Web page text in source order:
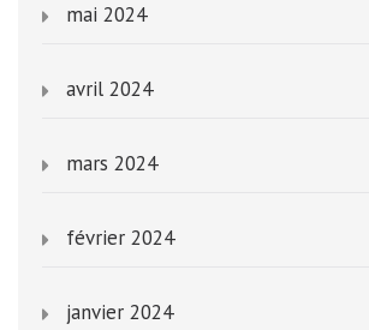
mai 2024
avril 2024
mars 2024
février 2024
janvier 2024